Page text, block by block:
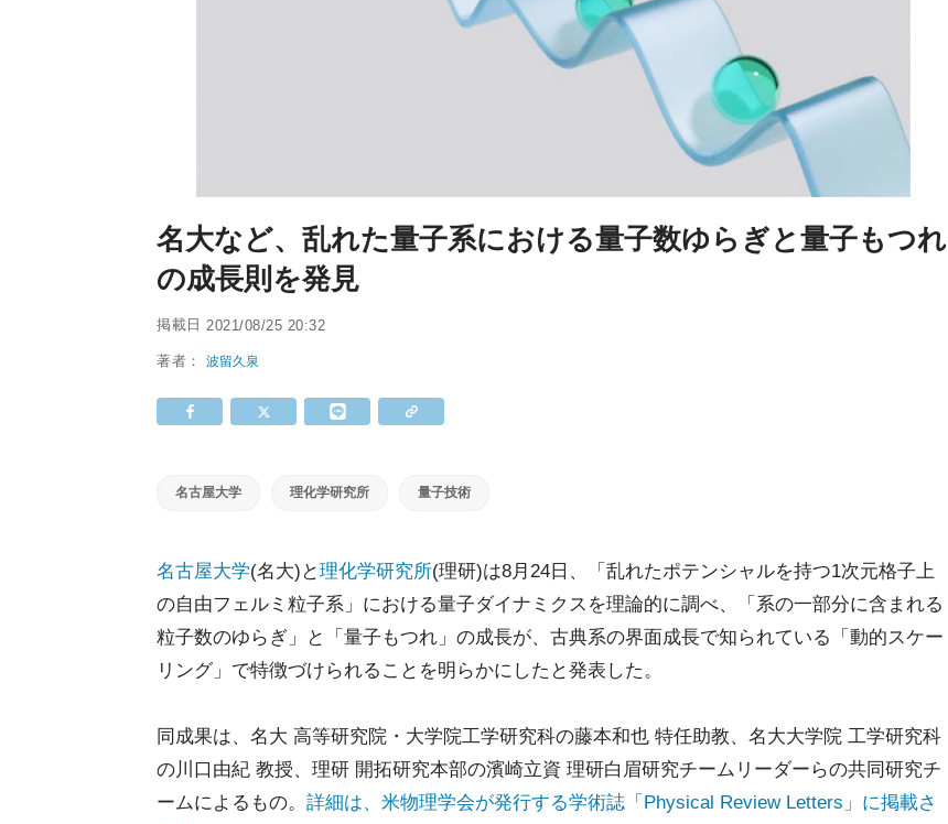
名大など、乱れた量子系における量子数ゆらぎと量子もつれ
の成長則を発見
掲載日 2021/08/25 20:32
著者：波留久泉
名古屋大学 理化学研究所 量子技術
名古屋大学(名大)と理化学研究所(理研)は8月24日、「乱れたポテンシャルを持つ1次元格子上
の自由フェルミ粒子系」における量子ダイナミクスを理論的に調べ、「系の一部分に含まれる
粒子数のゆらぎ」と「量子もつれ」の成長が、古典系の界面成長で知られている「動的スケー
リング」で特徴づけられることを明らかにしたと発表した。
同成果は、名大 高等研究院・大学院工学研究科の藤本和也 特任助教、名大大学院 工学研究科
の川口由紀 教授、理研 開拓研究本部の濱崎立資 理研白眉研究チームリーダーらの共同研究チ
ームによるもの。 詳細は、米物理学会が発行する学術誌「Physical Review Letters」に掲載さ